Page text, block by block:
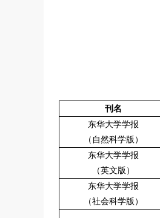
刊名
东华大学学报
（自然科学版）
东华大学学报
（英文版）
东华大学学报
（社会科学版）